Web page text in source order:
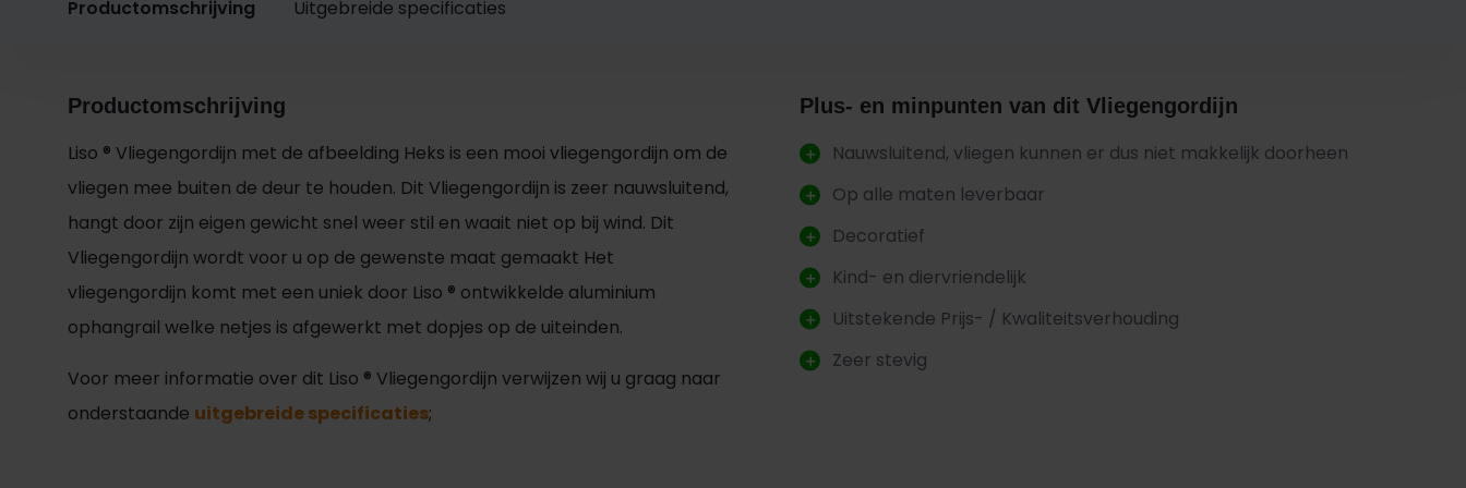
Productomschrijving Uitgebreide specificaties
Productomschrijving
Liso ® Vliegengordijn met de afbeelding Heks is een mooi vliegengordijn om de
vliegen mee buiten de deur te houden. Dit Vliegengordijn is zeer nauwsluitend,
hangt door zijn eigen gewicht snel weer stil en waait niet op bij wind. Dit
Vliegengordijn wordt voor u op de gewenste maat gemaakt Het
vliegengordijn komt met een uniek door Liso ® ontwikkelde aluminium
ophangrail welke netjes is afgewerkt met dopjes op de uiteinden.
Voor meer informatie over dit Liso ® Vliegengordijn verwijzen wij u graag naar
onderstaande uitgebreide specificaties;
Plus- en minpunten van dit Vliegengordijn
Nauwsluitend, vliegen kunnen er dus niet makkelijk doorheen
Op alle maten leverbaar
Decoratief
Kind- en diervriendelijk
Uitstekende Prijs- / Kwaliteitsverhouding
Zeer stevig